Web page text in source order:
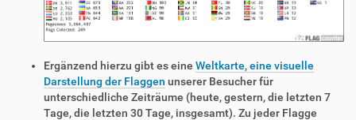
Ergänzend hierzu gibt es eine Weltkarte, eine visuelle
Darstellung der Flaggen unserer Besucher für
unterschiedliche Zeiträume (heute, gestern, die letzten 7
Tage, die letzten 30 Tage, insgesamt). Zu jeder Flagge